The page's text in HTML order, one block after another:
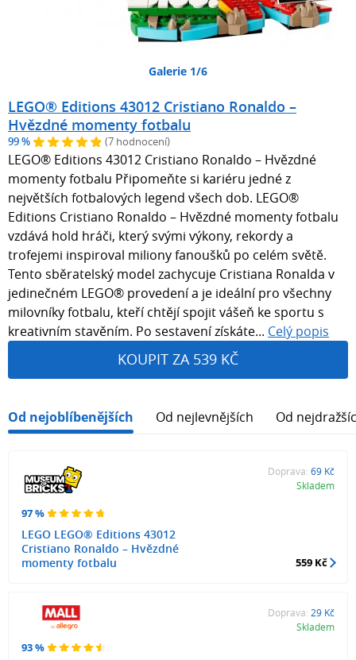
Galerie 1/6
LEGO® Editions 43012 Cristiano Ronaldo –
Hvězdné momenty fotbalu
99 % (7 hodnocení)
LEGO® Editions 43012 Cristiano Ronaldo – Hvězdné
momenty fotbalu Připomeňte si kariéru jedné z
největších fotbalových legend všech dob. LEGO®
Editions Cristiano Ronaldo – Hvězdné momenty fotbalu
vzdává hold hráči, který svými výkony, rekordy a
trofejemi inspiroval miliony fanoušků po celém světě.
Tento sběratelský model zachycuje Cristiana Ronalda v
jedinečném LEGO® provedení a je ideální pro všechny
milovníky fotbalu, kteří chtějí spojit vášeň ke sportu s
kreativním stavěním. Po sestavení získáte... Celý popis
KOUPIT ZA 539 KČ
Od nejoblíbenějších Od nejlevnějších Od
97 %
LEGO LEGO® Editions 43012
Cristiano Ronaldo – Hvězdné
momenty fotbalu
Doprava: 69 Kč
Skladem
559 Kč
93 %
Doprava: 29 Kč
Skladem